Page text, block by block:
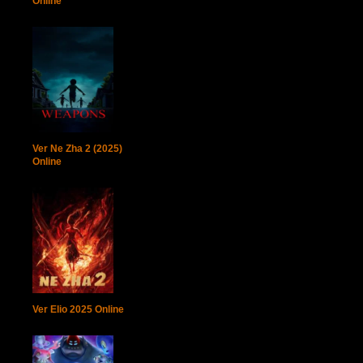
Ver Ne Zha 2 (2025)
Online
Ver Elio 2025 Online